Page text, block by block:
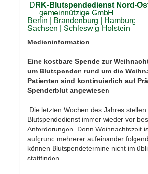
D RK-Blutspendedienst Nord-
gemeinnützige GmbH
Berlin | Brandenburg | Hamburg
Sachsen | Schleswig-Holstein
Medieninformation
Eine kostbare Spende zur
um Blutspenden rund um die
Patienten sind kontinuierlich auf
Spenderblut angewiesen
Die letzten Wochen des Jahres stellen
Blutspendedienst immer wieder vor
Anforderungen. Denn Weihnachtszeit
aufgrund mehrerer aufeinander
können Blutspendetermine nicht im
stattfinden.